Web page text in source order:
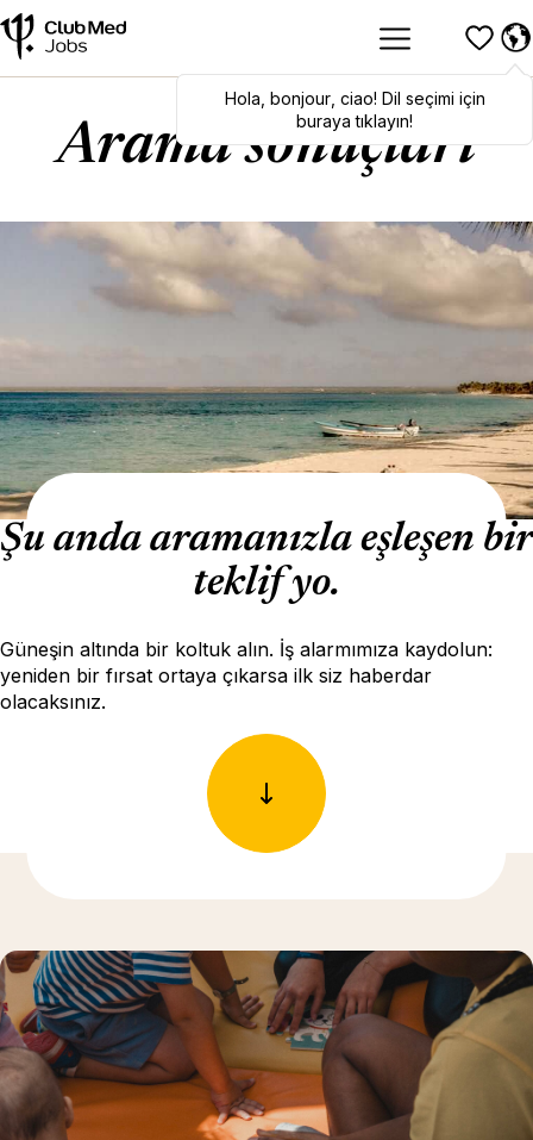
Hola,bonjour,ciao! To switch
languages, click here!
Hola bonjour, ciao! Dil seçimi için
buraya tıklayın!
Arama sonuçları
Şu anda aramanızla eşleşen bir
teklif yo.
Güneşin altında bir koltuk alın. İş alarmımıza kaydolun:
yeniden bir fırsat ortaya çıkarsa ilk siz haberdar
olacaksınız.